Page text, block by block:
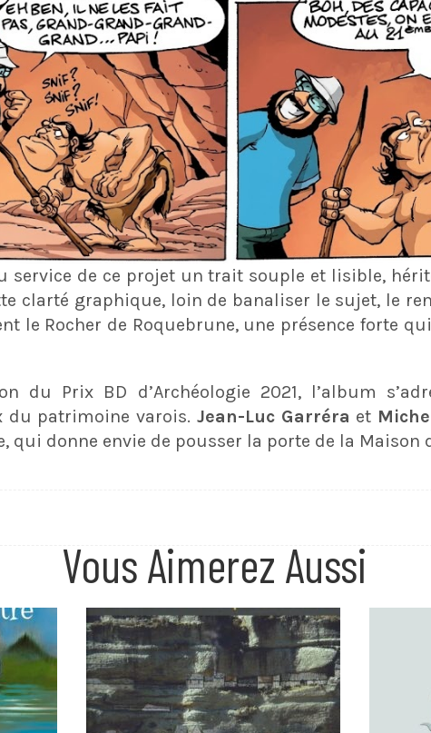
service de ce projet un trait souple et lisible,
clarté graphique, loin de banaliser le sujet, le
le Rocher de Roquebrune, une présence forte
du Prix BD d’Archéologie 2021, l’album
du patrimoine varois. Jean-Luc Garréra et
donne envie de pousser la porte de la Maison
Vous Aimerez Aussi